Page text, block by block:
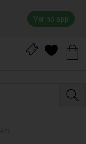
Ver no app